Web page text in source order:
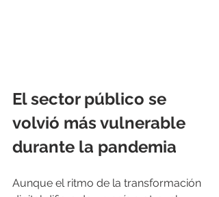
El sector público se
volvió más vulnerable
durante la pandemia
Aunque el ritmo de la transformación